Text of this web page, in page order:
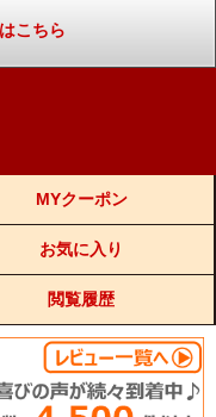
こちら
MYクーポン
お気に入り
閲覧履歴